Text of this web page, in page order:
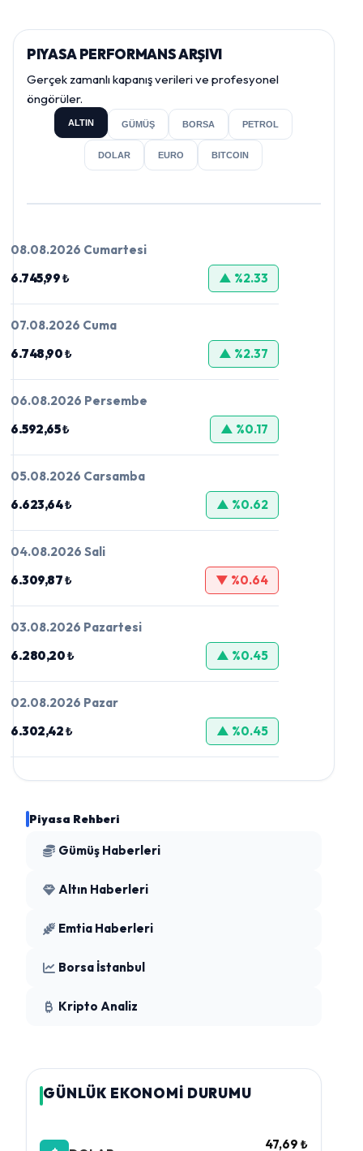
PIYASA PERFORMANS ARŞIVI
Gerçek zamanlı kapanış verileri ve profesyonel
öngörüler.
ALTIN GÜMÜŞ BORSA PETROL
DOLAR EURO BITCOIN
08.08.2026 Cumartesi
6.745,99 ₺
▲ %2.33
07.08.2026 Cuma
6.748,90 ₺
▲ %2.37
06.08.2026 Persembe
6.592,65 ₺
▲ %0.17
05.08.2026 Carsamba
6.623,64 ₺
▲ %0.62
04.08.2026 Sali
6.309,87 ₺
▼ %0.64
03.08.2026 Pazartesi
6.280,20 ₺
▲ %0.45
02.08.2026 Pazar
6.302,42 ₺
▲ %0.45
Piyasa Rehberi
Gümüş Haberleri
Altın Haberleri
Emtia Haberleri
Borsa İstanbul
Kripto Analiz
GÜNLÜK EKONOMİ DURUMU
47,69 ₺